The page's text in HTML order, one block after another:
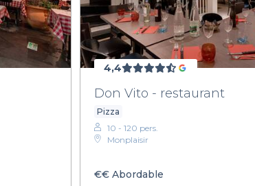
4,4
Don Vito - restaurant
Pizza
10 - 120 pers.
Monplaisir
€€Abordable